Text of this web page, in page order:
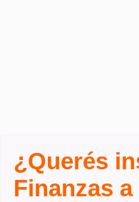
¿Querés
Finanzas